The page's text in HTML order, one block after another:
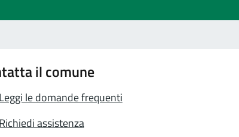
il comune
Leggi le domande frequenti
Richiedi assistenza